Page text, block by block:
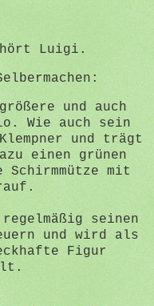
Luigi.
und auch
Wie auch sein
und trägt
einen grünen
mit
seinen
und wird als
Figur